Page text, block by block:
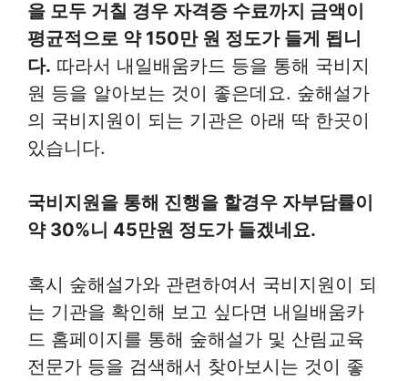
을 모두 거칠 경우 자격증 수료까지 금액이
평균적으로 약 150만 원 정도가 들게 됩니
다. 따라서 내일배움카드 등을 통해 국비지
원 등을 알아보는 것이 좋은데요. 숲해설가
의 국비지원이 되는 기관은 아래 딱 한곳이
있습니다.
국비지원을 통해 진행을 할경우 자부담률이
약 30%니 45만원 정도가 들겠네요.
혹시 숲해설가와 관련하여서 국비지원이 되
는 기관을 확인해 보고 싶다면 내일배움카
드 홈페이지를 통해 숲해설가 및 산림교육
전문가 등을 검색해서 찾아보시는 것이 좋